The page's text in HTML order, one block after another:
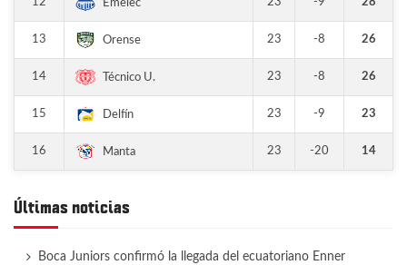
12 Emelec 23 -9 28
13 Orense 23 -8 26
14 Técnico U. 23 -8 26
15 Delfín 23 -9 23
16 Manta 23 -20 14
Últimas noticias
Boca Juniors confirmó la llegada del ecuatoriano Enner